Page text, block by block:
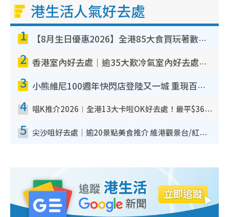
港生活人氣好去處
1 【8月生日優惠2026】全港85大食買玩著數攻略 自助餐/火鍋放題同行免費＋誠品/DONKI送現金券
2 香港室內好去處｜逾35大歎冷氣室內好去處推介 室內活動免費避雨無懼落雨
3 小熊維尼100週年快閃店登陸又一城 重現百畝森林經典場景／獨家限定盲盒登場／專屬DIY香水
4 唱K推介2026︱全港13大卡啦OK好去處！最平$36起 日文K都有！(附地址+收費詳情)
5 尖沙咀好去處｜逾20景點美食推介 維港觀景台/紅磚古蹟/九龍公園/室內遊樂場